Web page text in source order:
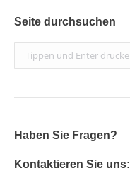
Seite durchsuchen
Search:
Haben Sie Fragen?
Kontaktieren Sie uns: